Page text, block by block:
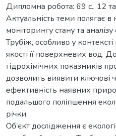
Дипломна робота: 69 с., 12
Актуальність теми полягає в
моніторингу стану та
Трубіж, особливо у
якості її поверхневих вод.
гідрохімічних показників
дозволить виявити ключові
ефективність наявних
подальшого поліпшення
річки.
Об’єкт дослідження є